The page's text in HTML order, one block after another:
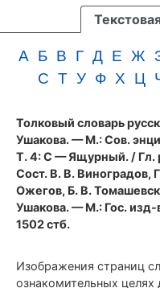
год)
А Б В Г Д Е Ж
С Т У Ф Х Ц
Толковый словарь
Ушакова. — М.: Сов.
Т. 4: С — Ящурный. / Гл.
Сост. В. В. Виноградов,
Ожегов, Б. В.
Ушакова. — М.: Гос. изд-
1502 стб.
Изображения страниц
ознакомительных целях